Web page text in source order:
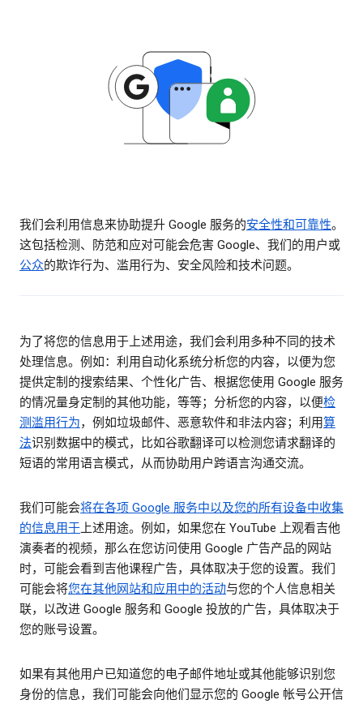
我们会利用信息来协助提升 Google 服务的安全性和可靠性。
这包括检测、防范和应对可能会危害 Google、我们的用户或
公众的欺诈行为、滥用行为、安全风险和技术问题。
为了将您的信息用于上述用途，我们会利用多种不同的技术
处理信息。例如：利用自动化系统分析您的内容，以便为您
提供定制的搜索结果、个性化广告、根据您使用 Google 服务
的情况量身定制的其他功能，等等；分析您的内容，以便检
测滥用行为，例如垃圾邮件、恶意软件和非法内容；利用算
法识别数据中的模式，比如谷歌翻译可以检测您请求翻译的
短语的常用语言模式，从而协助用户跨语言沟通交流。
我们可能会将在各项 Google 服务中以及您的所有设备中收集
的信息用于上述用途。例如，如果您在 YouTube 上观看吉他
演奏者的视频，那么在您访问使用 Google 广告产品的网站
时，可能会看到吉他课程广告，具体取决于您的设置。我们
可能会将您在其他网站和应用中的活动与您的个人信息相关
联，以改进 Google 服务和 Google 投放的广告，具体取决于
您的账号设置。
如果有其他用户已知道您的电子邮件地址或其他能够识别您
身份的信息，我们可能会向他们显示您的 Google 帐号公开信